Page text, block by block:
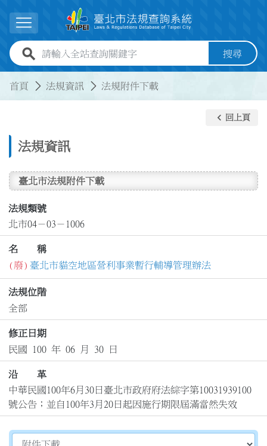
展開選單
全站查詢關鍵字欄位 搜尋
首頁 法規資訊 法規附件下載
法規資訊
keyboard_arrow_left 回上頁
臺北市法規附件下載
法規類號
北市04－03－1006
名 稱
(廢) 臺北市貓空地區營利事業暫行輔導管理辦法
法規位階
全部
修正日期
民國 100 年 06 月 30 日
沿 革
中華民國100年6月30日臺北市政府府法綜字第10031939100
號公告；並自100年3月20日起因施行期限屆滿當然失效
切換選擇法規資訊內容